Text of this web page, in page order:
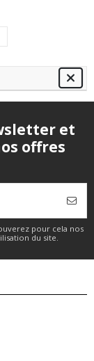
et
offres
pour cela nos
du site.